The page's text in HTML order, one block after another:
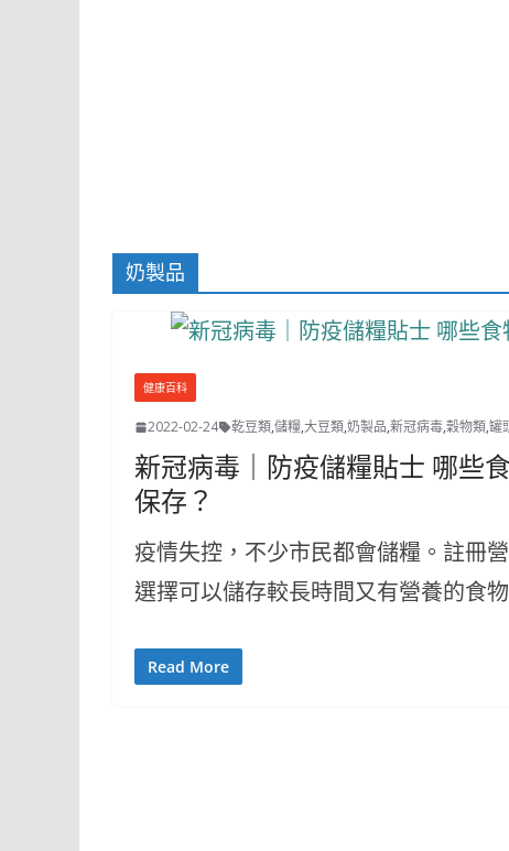
奶製品
健康百科
2022-02-24 乾豆類,儲糧,大豆類,奶製品,新冠病毒,穀物類,罐
新冠病毒｜防疫儲糧貼士 哪些
保存？
疫情失控，不少市民都會儲糧。註冊
選擇可以儲存較長時間又有營養的食
Read More